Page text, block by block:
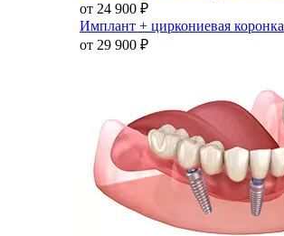
от 24 900 ₽
Имплант + циркониевая коронка
от 29 900 ₽